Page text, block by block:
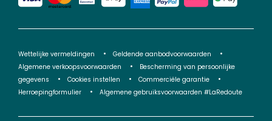
Wettelijke vermeldingen
Geldende aanbodvoorwaarden
Algemene verkoopsvoorwaarden
Bescherming van persoonlijke
gegevens
Cookies instellen
Commerciële garantie
Herroepingformulier
Algemene gebruiksvoorwaarden #LaRedoute